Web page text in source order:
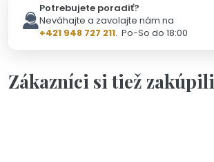
Potrebujete poradiť?
Neváhajte a zavolajte nám na
+421 948 727 211. Po-So do 18:00
Zákazníci si tiež zakúpili